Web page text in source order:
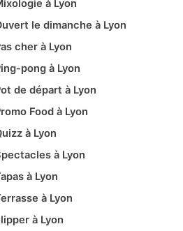
à Lyon
le dimanche à Lyon
cher à Lyon
pong à Lyon
de départ à Lyon
Food à Lyon
à Lyon
à Lyon
à Lyon
à Lyon
à Lyon